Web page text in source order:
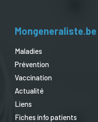
Mongeneraliste.be
Maladies
Prévention
Vaccination
Actualité
Liens
Fiches info patients